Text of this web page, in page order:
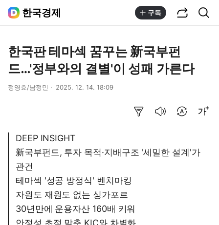
한국경제 구독
한국판 테마섹 꿈꾸는 新국부펀
드…'정부와의 결별'이 성패 가른다
정영효/남정민 2025. 12. 14. 18:09
DEEP INSIGHT
新국부펀드, 투자 목적·지배구조 '세밀한 설계'가
관건
테마섹 '성공 방정식' 벤치마킹
자원도 재원도 없는 싱가포르
30년만에 운용자산 160배 키워
안정성 초점 맞춘 KIC와 차별화